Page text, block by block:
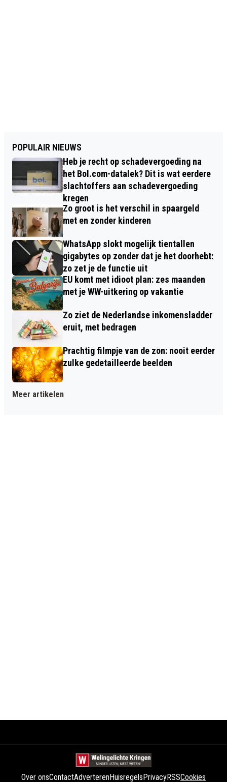
POPULAIR NIEUWS
Heb je recht op schadevergoeding na
het Bol.com-datalek? Dit is wat eerdere
slachtoffers aan schadevergoeding
kregen
Zo groot is het verschil in spaargeld
met en zonder kinderen
WhatsApp slokt mogelijk tientallen
gigabytes op zonder dat je het doorhebt:
zo zet je de functie uit
EU komt met idioot plan: zes maanden
met je WW-uitkering op vakantie
Zo ziet de Nederlandse inkomensladder
eruit, met bedragen
Prachtig filmpje van de zon: nooit eerder
zulke gedetailleerde beelden
Meer artikelen
Over onsContactAdverterenHuisregelsPrivacyRSSCookies